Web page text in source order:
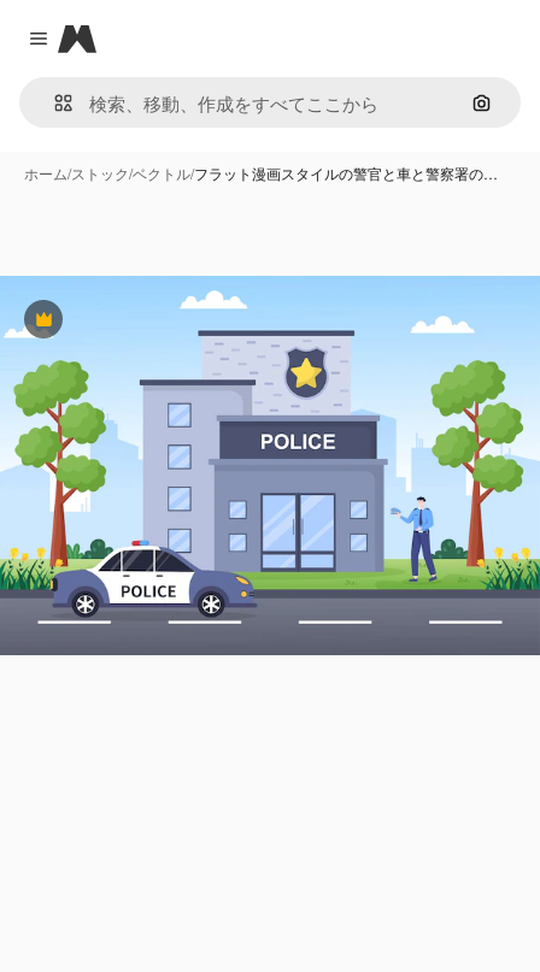
Close menu
Magnific
画像で
ホーム/ストック/ベクトル/フラット漫画スタイルの警官と車と警察署の…
Premium